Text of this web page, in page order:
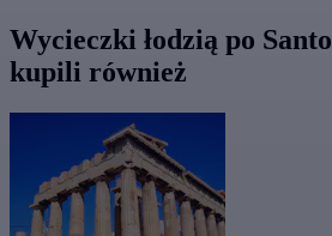
Wycieczki łodzią po
kupili również